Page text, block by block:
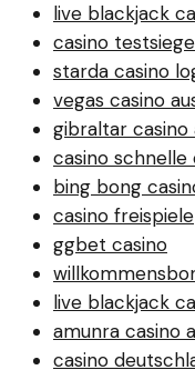
live blackjack
casino
starda casino
vegas casino
gibraltar casino
casino schnelle
bing bong
casino freispiele
ggbet casino
live blackjack
amunra casino
casino